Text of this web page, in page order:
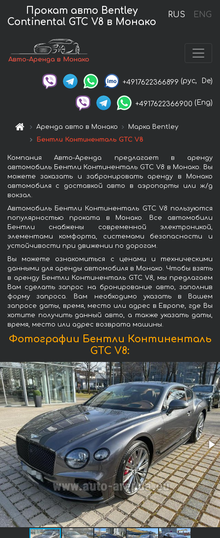
RUS ENG
Прокат авто Bentley
Continental GTC V8 в Монако
Авто-Аренда в Монако
+4917622366899 (рус, De)
+4917622366900 (Eng)
Аренда авто в Монако
Марка Bentley
Бентли Континенталь GTC V8
Компания Авто-Аренда предлагает в аренду
автомобиль Бентли Континенталь GTC V8 в Монако. Вы
можете заказать и забронировать аренду в Монако
автомобиля с доставкой авто в аэропорты или ж/д
вокзал.
Автомобиль Бентли Континенталь GTC V8 пользуются
популярностью проката в Монако. Все автомобили
Бентли снабжены современной электроникой,
элементами комфорта, системами безопасности и
устойчивости при движении по дорогам.
Вы можете ознакомиться с ценами и техническими
данными для аренды автомобиля в Монако. Чтобы взять
в аренду Бентли Континенталь GTC V8, мы предлагаем
Вам сделать запрос на бронирование авто, заполнив
форму запроса. Вам необходимо указать в Вашем
запросе даты, время, место или адрес в Европе, где Вы
хотите получить данный авто, а также указать даты,
время, место или адрес возврата машины.
Фотографии Бентли Континенталь
GTC V8: